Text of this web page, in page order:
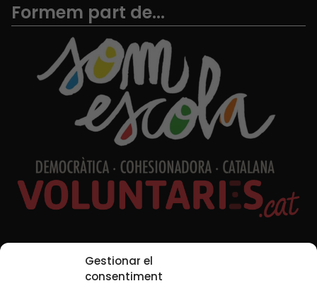
Gestionar el
consentiment
Formem part de...
Xarxes Socials